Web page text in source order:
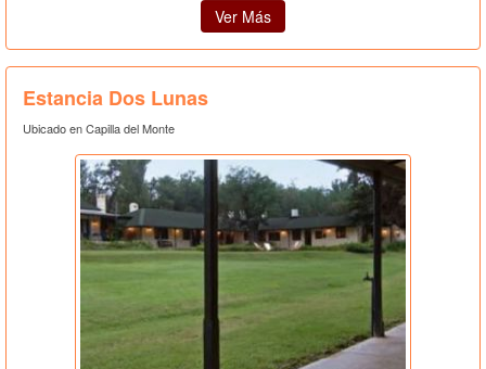
Ver Más
Estancia Dos Lunas
Ubicado en Capilla del Monte